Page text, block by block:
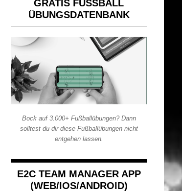
GRATIS FUSSBALL Ü
BUNGSDATENBANK
Bock auf 3.000+ Fußballübungen? Dann
solltest du dir diese Fußballübungen nicht
entgehen lassen.
E2C TEAM MANAGER APP
(WEB/IOS/ANDROID)